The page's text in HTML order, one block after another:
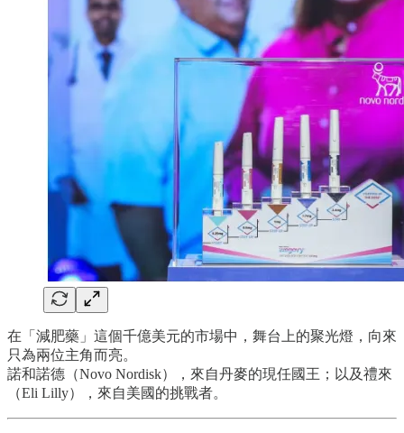
在「減肥藥」這個千億美元的市場中，舞台上的聚光燈，向來
只為兩位主角而亮。
諾和諾德（Novo Nordisk），來自丹麥的現任國王；以及禮來
（Eli Lilly），來自美國的挑戰者。